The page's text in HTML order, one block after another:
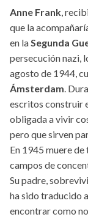
Anne Frank ,
que la
en la Segunda
persecución nazi,
agosto de 1944,
Ámsterdam .
escritos construir
obligada a vivir
pero que sirven
En 1945 muere
campos de
Su padre,
ha sido traducido
encontrar como